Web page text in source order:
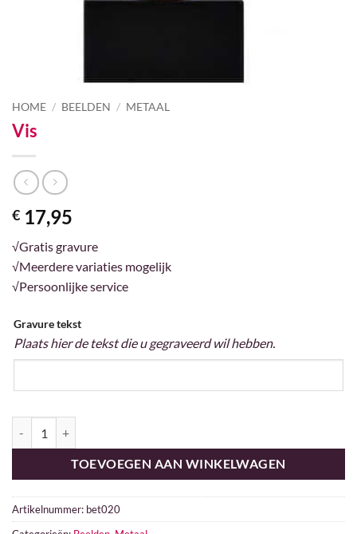
HOME / BEELDEN / METAAL
Vis
€ 17,95
√Gratis gravure
√Meerdere variaties mogelijk
√Persoonlijke service
Gravure tekst
Plaats hier de tekst die u gegraveerd wil hebben.
TOEVOEGEN AAN WINKELWAGEN
Artikelnummer: bet020